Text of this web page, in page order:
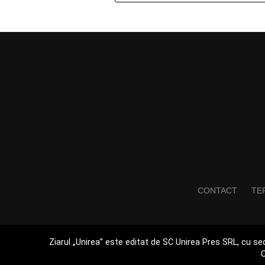
CONTACT
Ziarul „Unirea” este editat de SC Unirea Pres SRL, cu